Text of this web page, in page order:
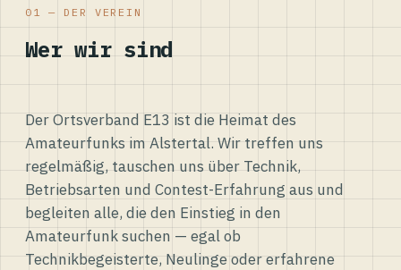
01 — DER VEREIN
Wer wir sind
Der Ortsverband E13 ist die Heimat des
Amateurfunks im Alstertal. Wir treffen uns
regelmäßig, tauschen uns über Technik,
Betriebsarten und Contest-Erfahrung aus und
begleiten alle, die den Einstieg in den
Amateurfunk suchen — egal ob
Technikbegeisterte, Neulinge oder erfahrene